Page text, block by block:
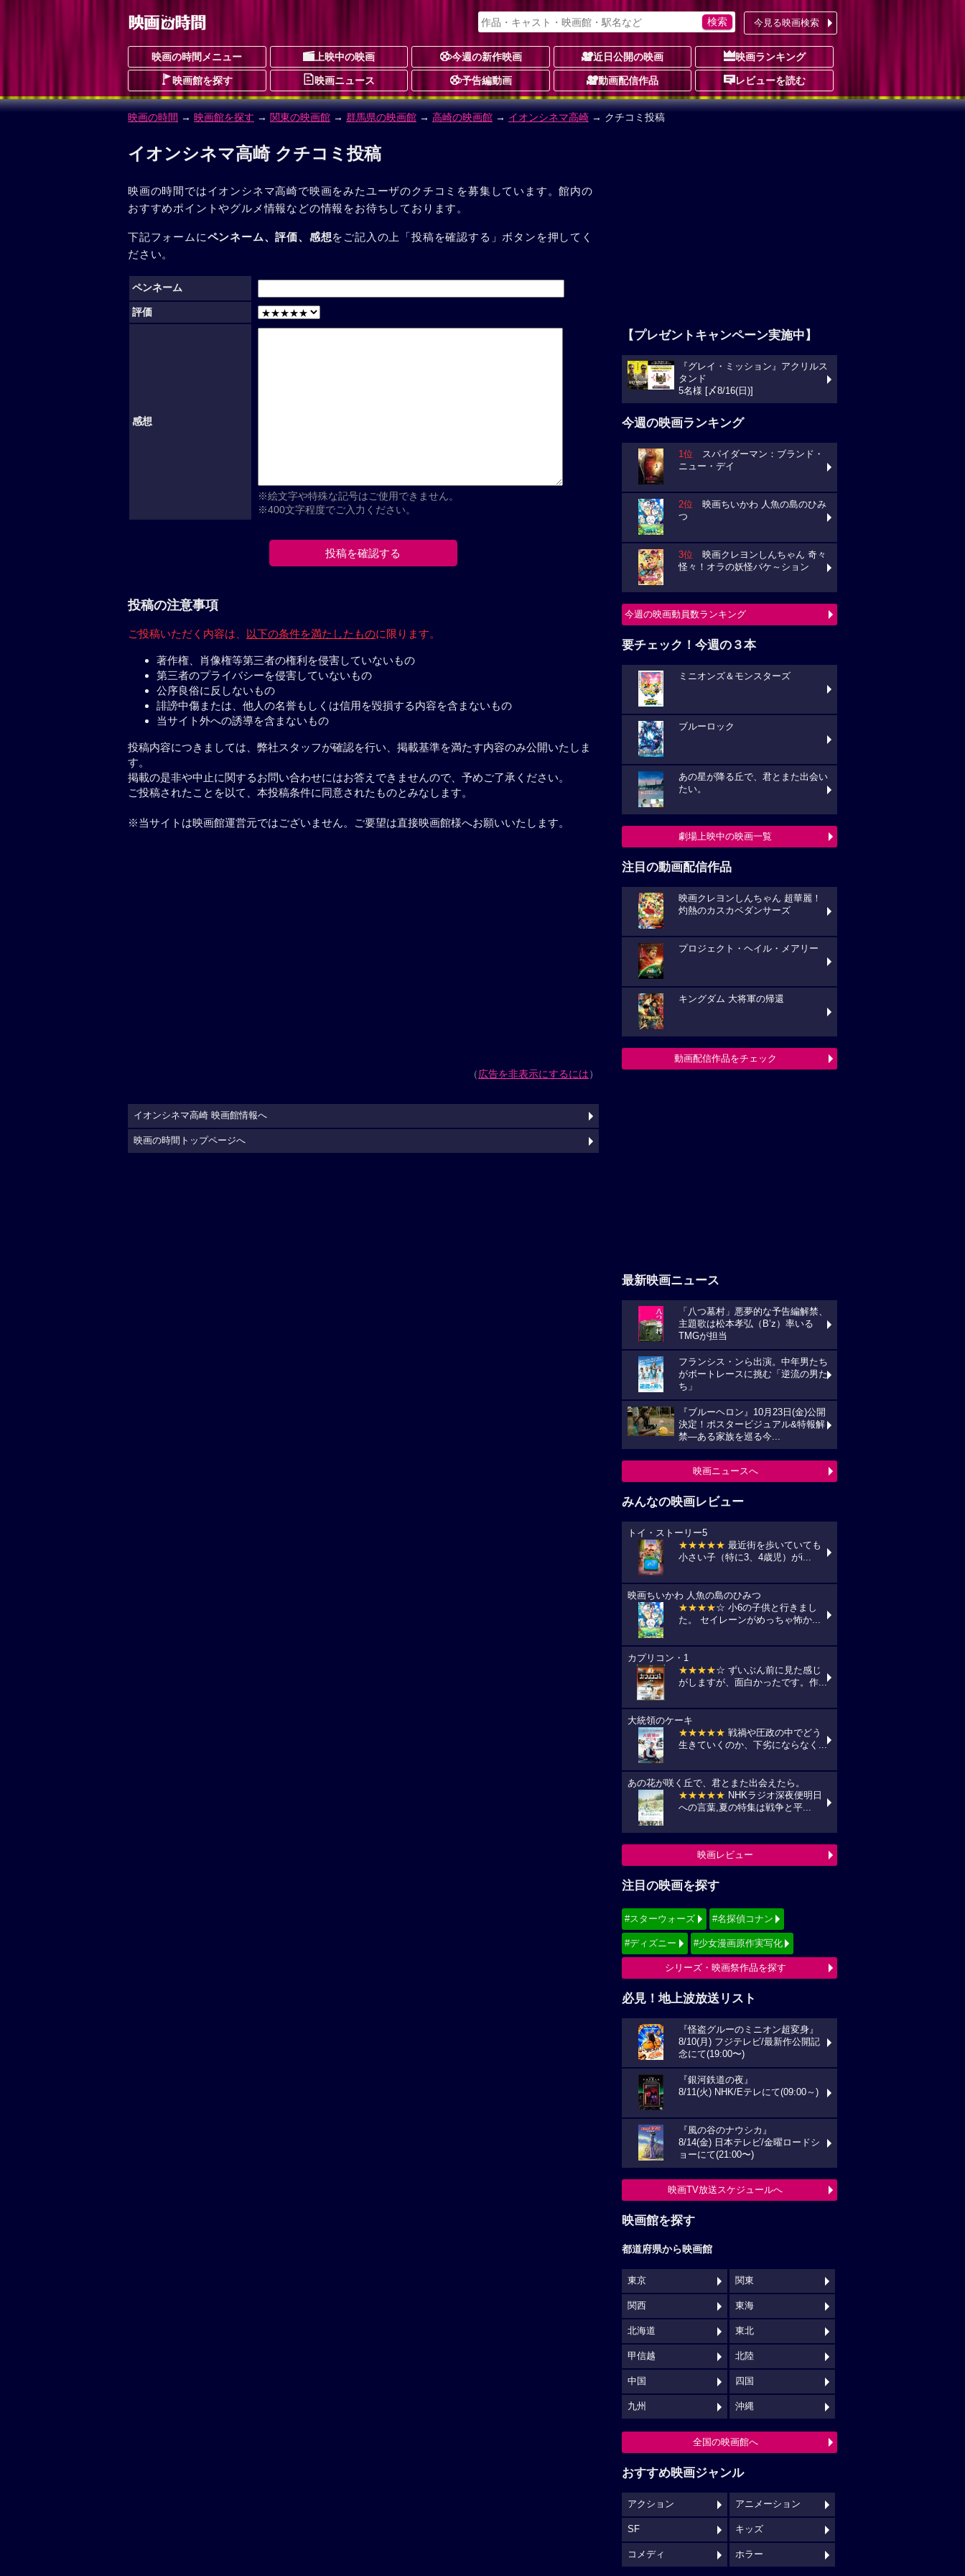
今見る映画検索
映画の時間メニュー 上映中の映画 今週の新作映画 近日公開の映画 映画ランキング
映画館を探す 映画ニュース 予告編動画 動画配信作品 レビューを読む
映画の時間 → 映画館を探す → 関東の映画館 → 群馬県の映画館 → 高崎の映画館 → イオンシネマ高崎 → クチコミ投稿
イオンシネマ高崎 クチコミ投稿
映画の時間ではイオンシネマ高崎で映画をみたユーザのクチコミを募集しています。館内の
おすすめポイントやグルメ情報などの情報をお待ちしております。
下記フォームにペンネーム、評価、感想をご記入の上「投稿を確認する」ボタンを押してく
ださい。
ペンネーム
評価
感想
※絵文字や特殊な記号はご使用できません。
※400文字程度でご入力ください。
投稿の注意事項
ご投稿いただく内容は、 以下の条件を満たしたものに限ります。
著作権、肖像権等第三者の権利を侵害していないもの
第三者のプライバシーを侵害していないもの
公序良俗に反しないもの
誹謗中傷または、他人の名誉もしくは信用を毀損する内容を含まないもの
当サイト外への誘導を含まないもの
投稿内容につきましては、弊社スタッフが確認を行い、掲載基準を満たす内容のみ公開いたしま
す。
掲載の是非や中止に関するお問い合わせにはお答えできませんので、予めご了承ください。
ご投稿されたことを以て、本投稿条件に同意されたものとみなします。
※当サイトは映画館運営元ではございません。ご要望は直接映画館様へお願いいたします。
（広告を非表示にするには）
【プレゼントキャンペーン実施中】
『グレイ・ミッション』アクリルス
タンド
5名様 [〆8/16(日)]
今週の映画ランキング
1位 スパイダーマン：ブランド・
ニュー・デイ
2位 映画ちいかわ 人魚の島のひみ
つ
3位 映画クレヨンしんちゃん 奇々
怪々！オラの妖怪バケ～ション
今週の映画動員数ランキング
要チェック！今週の３本
ミニオンズ＆モンスターズ
ブルーロック
あの星が降る丘で、君とまた出会い
たい。
劇場上映中の映画一覧
注目の動画配信作品
映画クレヨンしんちゃん 超華麗！
灼熱のカスカベダンサーズ
プロジェクト・ヘイル・メアリー
キングダム 大将軍の帰還
動画配信作品をチェック
最新映画ニュース
「八つ墓村」悪夢的な予告編解禁、
主題歌は松本孝弘（B’z）率いる
TMGが担当
フランシス・ンら出演。中年男たち
がボートレースに挑む「逆流の男た
ち」
『ブルーヘロン』10月23日(金)公開
決定！ポスタービジュアル&特報解
禁―ある家族を巡る今...
映画ニュースへ
みんなの映画レビュー
トイ・ストーリー5
★★★★★ 最近街を歩いていても
小さい子（特に3、4歳児）がi...
映画ちいかわ 人魚の島のひみつ
★★★★☆ 小6の子供と行きまし
た。 セイレーンがめっちゃ怖か...
カプリコン・1
★★★★☆ ずいぶん前に見た感じ
がしますが、面白かったです。作...
大統領のケーキ
★★★★★ 戦禍や圧政の中でどう
生きていくのか、下劣にならなく...
あの花が咲く丘で、君とまた出会えたら。
★★★★★ NHKラジオ深夜便明日
への言葉,夏の特集は戦争と平...
映画レビュー
注目の映画を探す
#スターウォーズ #名探偵コナン
#ディズニー #少女漫画原作実写化
シリーズ・映画祭作品を探す
必見！地上波放送リスト
『怪盗グルーのミニオン超変身』
8/10(月) フジテレビ/最新作公開記
念にて(19:00〜)
『銀河鉄道の夜』
8/11(火) NHK/Eテレにて(09:00～)
『風の谷のナウシカ』
8/14(金) 日本テレビ/金曜ロードシ
ョーにて(21:00〜)
映画TV放送スケジュールへ
映画館を探す
都道府県から映画館
東京 関東
関西 東海
北海道 東北
甲信越 北陸
中国 四国
九州 沖縄
全国の映画館へ
おすすめ映画ジャンル
アクション アニメーション
SF キッズ
コメディ ホラー
イオンシネマ高崎 映画館情報へ
映画の時間トップページへ